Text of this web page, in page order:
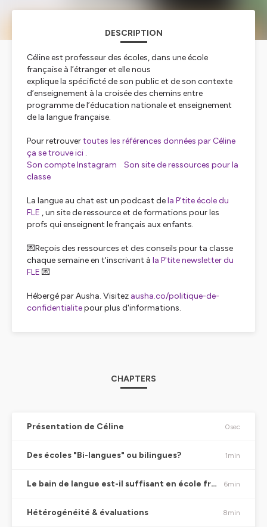
DESCRIPTION
Céline est professeur des écoles, dans une école
française à l’étranger et elle nous
explique la spécificté de son public et de son contexte
d’enseignement à la croisée des chemins entre
programme de l’éducation nationale et enseignement
de la langue française.
Pour retrouvertoutes les références données par Céline
ça se trouve ici .
Son compte Instagram Son site de ressources pour la
classe
La langue au chat est un podcast dela P'tite école du
FLE , un site de ressource et de formations pour les
profs qui enseignent le français aux enfants.
💌Reçois des ressources et des conseils pour ta classe
chaque semaine en t'inscrivant à la P'tite newsletter du
FLE 💌
Hébergé par Ausha. Visitez ausha.co/politique-de-
confidentialitepour plus d'informations.
CHAPTERS
Présentation de Céline 0sec
Des écoles "Bi-langues" ou bilingues? 1min
Le bain de langue est-il suffisant en école française? 6min
Hétérogénéité & évaluations 8min